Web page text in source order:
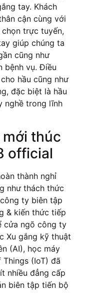
tay. Khách
cận cùng với
trực tuyến,
giúp chúng ta
cũng như
bệnh vụ. Điều
hầu cũng như
đặc biệt là hầu
nghề trong lĩnh
thúc
official
thành nghỉ
như thách thức
ty biên tập
& kiến thức tiếp
cửa ngõ công ty
Xu gắng kỹ thuật
(AI), học máy
(IoT) đã
nhiều đẳng cấp
biên tập tiến bộ